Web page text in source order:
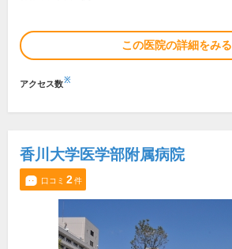
この医院の詳細をみる
アクセス数※
香川大学医学部附属病院
口コミ 2件